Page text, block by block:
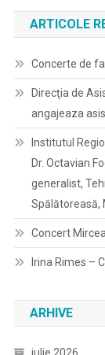
ARTICOLE
Concerte de
Direcţia de
angajeaza
Institutul
Dr. Octavian
generalist,
Spălătoreasă,
Concert
Irina Rimes –
ARHIVE
iulie 2026